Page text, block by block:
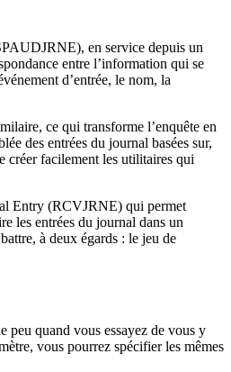
en service depuis un
entre l’information qui se
d’entrée, le nom, la
ce qui transforme l’enquête en
des entrées du journal basées sur,
créer facilement les utilitaires qui
Entry (RCVJRNE) qui permet
les entrées du journal dans un
à deux égards : le jeu de
peu quand vous essayez de vous y
vous pourrez spécifier les mêmes